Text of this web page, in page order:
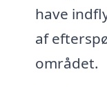
have
af
området.